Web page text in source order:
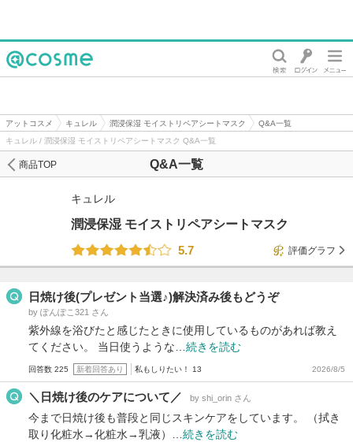
アットコスメ キュレル 潤浸保湿 モイストリペアシートマスク
Q&A一覧
キュレル / 潤浸保湿 モイストリペアシートマスク Q&A一覧
Q&A一覧
商品TOP
キュレル
潤浸保湿 モイストリペアシートマスク
5.7
評価グラフ
日焼け後(プレゼント当選♪)解決済み後もどうぞ
by ぽんぽこ321 さん
紫外線を浴びたと感じたときに使用しているものがあれば教え
てください。 当日使うような… 続きを読む
回答数 225 新着回答あり 私もしりたい！ 13 2026/8/5
＼日焼け後のケアについて／ by shi_orin さん
今まで日焼け後も普段と同じスキンケアをしています。 （拭き
取り化粧水→化粧水→乳液）… 続きを読む